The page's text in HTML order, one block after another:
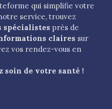
qui simplifie votre
service, trouvez
spécialistes près de
claires sur
vos rendez-vous en
soin de votre santé !